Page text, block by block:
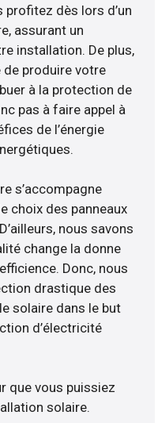
dès lors d’un
assurant un
installation. De plus,
de produire votre
à la protection de
pas à faire appel à
de l’énergie
s’accompagne
choix des panneaux
nous savons
change la donne
Donc, nous
drastique des
solaire dans le but
d’électricité
que vous puissiez
solaire.